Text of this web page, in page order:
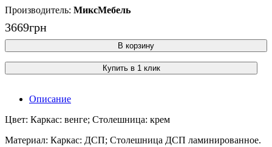
МиксМебель
3669грн
В корзину
Купить в 1 клик
Описание
Цвет: Каркас: венге; Столешница: крем
Материал: Каркас: ДСП; Столешница ДСП ламинированное.